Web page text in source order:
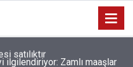
Zamlı maaşlar